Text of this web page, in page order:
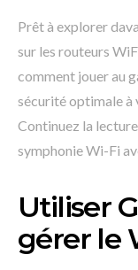
Prêt à explorer
sur les routeurs
comment jouer au
sécurité optimale à
Continuez la
symphonie Wi-Fi
Utiliser
gérer le